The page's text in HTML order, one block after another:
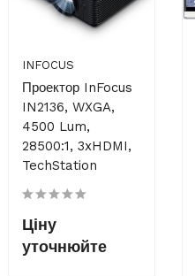
INFOCUS
Проектор InFocus
IN2136, WXGA,
4500 Lum,
28500:1, 3xHDMI,
TechStation
Ціну
уточнюйте